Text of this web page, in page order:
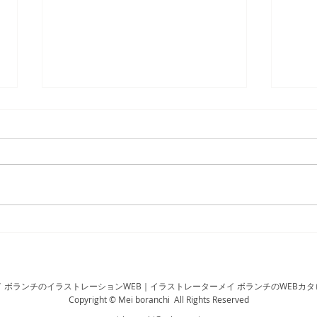
お仕事実績2025年5月 お仕
ボランチのイラストレーションWEB｜イラストレーターメイ ボランチのWEBカタ
Copyright © Mei boranchi All Rights Reserved